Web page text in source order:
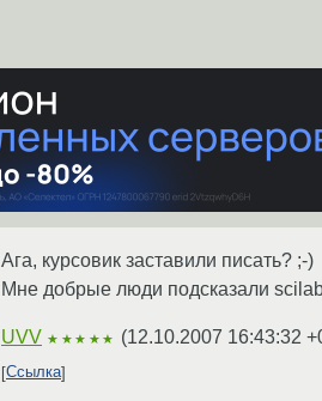
Ага, курсовик заставили писать? ;-)
Мне добрые люди подсказали
UVV ★★★★★ (12.10.2007 16:43:32
Ссылка